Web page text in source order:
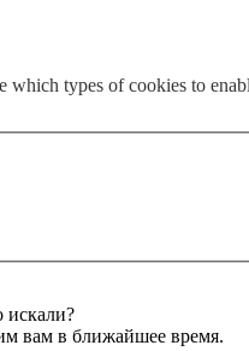
which types of cookies to
вам в ближайшее время.